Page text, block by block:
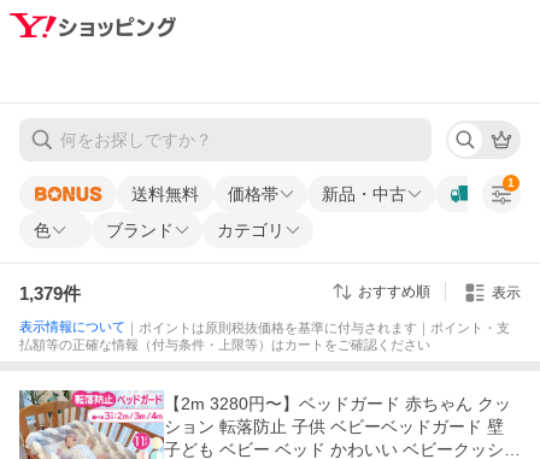
送料無料 価格帯
新品・中古
色
ブランド カテゴリ
1
1,379件 おすすめ順 表示
表示情報について ｜ポイントは原則税抜価格を基準に付与されます｜ポイント・支
払額等の正確な情報（付与条件・上限等）はカートをご確認ください
【2m 3280円〜】ベッドガード 赤ちゃん クッ
ション 転落防止 子供 ベビーベッドガード 壁
子ども ベビー ベッド かわいい ベビークッショ